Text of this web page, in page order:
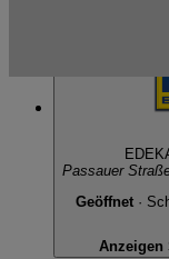
Passauer
Geöffnet ·
Anzeigen